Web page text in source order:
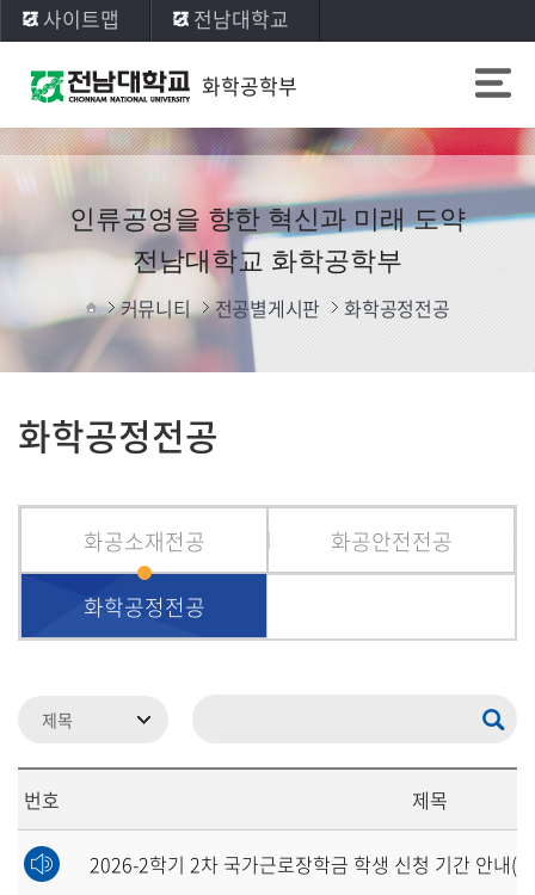
사이트맵 전남대학교
화학공학부
인류공영을 향한 혁신과 미래 도약
전남대학교 화학공학부
커뮤니티 전공별게시판 화학공정전공
화학공정전공
화공소재전공 화공안전전공
화학공정전공
번호 제목
2026-2학기 2차 국가근로장학금 학생 신청 기간 안내